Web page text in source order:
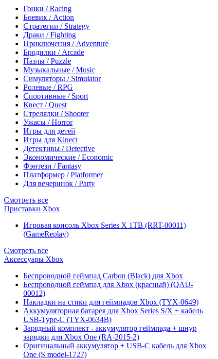
Гонки / Racing
Боевик / Action
Стратегии / Strategy
Драки / Fighting
Приключения / Adventure
Бродилки / Arcade
Пазлы / Puzzle
Музыкальные / Music
Симуляторы / Simulator
Ролевые / RPG
Спортивные / Sport
Квест / Quest
Стрелялки / Shooter
Ужасы / Horror
Игры для детей
Игры для Kinect
Детективы / Detective
Экономические / Economic
Фэнтези / Fantasy
Платформер / Platformer
Для вечеринок / Party
Смотреть все
Приставки Xbox
Игровая консоль Xbox Series X 1TB (RRT-00011)
(GameReplay)
Смотреть все
Аксессуары Xbox
Беспроводной геймпад Carbon (Black) для Xbox
Беспроводной геймпад для Xbox (красный) (QAU-
00012)
Накладки на стики для геймпадов Xbox (TYX-0649)
Аккумуляторная батарея для Xbox Series S/X + кабель
USB-Type-C (TYX-0634B)
Зарядный комплект - аккумулятор геймпада + шнур
зарядки для Xbox One (RA-2015-2)
Оригинальный аккумулятор + USB-C кабель для Xbox
One (S model-1727)